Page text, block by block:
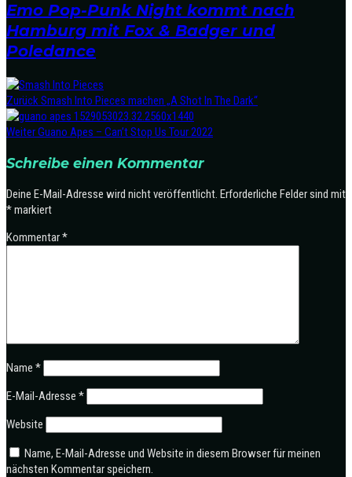
Emo Pop-Punk Night kommt nach
Hamburg mit Fox & Badger und
Poledance
ZurückSmash Into Pieces machen „A Shot In The Dark“
WeiterGuano Apes – Can’t Stop Us Tour 2022
Schreibe einen Kommentar
Deine E-Mail-Adresse wird nicht veröffentlicht. Erforderliche Felder sind mit
*markiert
Kommentar*
Name *
E-Mail-Adresse *
Website
Name, E-Mail-Adresse und Website in diesem Browser für meinen
nächsten Kommentar speichern.